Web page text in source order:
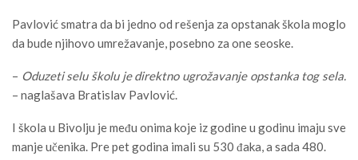
Pavlović smatra da bi jedno od rešenja za opstanak škola moglo
da bude njihovo umrežavanje, posebno za one seoske.
– Oduzeti selu školu je direktno ugrožavanje opstanka tog sela.
– naglašava Bratislav Pavlović.
I škola u Bivolju je među onima koje iz godine u godinu imaju sve
manje učenika. Pre pet godina imali su 530 đaka, a sada 480.